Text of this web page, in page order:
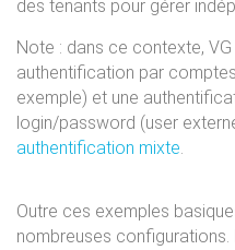
des tenants pour gérer
Note : dans ce contexte,
authentification par
exemple) et une
login/password (user
authentification mixte.
Outre ces exemples
nombreuses